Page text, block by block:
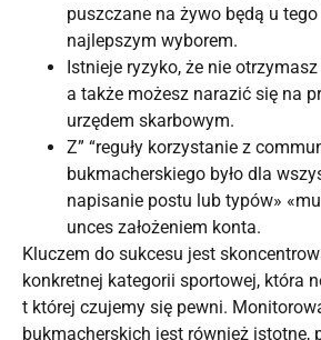
puszczane na żywo będą u
najlepszym wyborem.
Istnieje ryzyko, że nie
a także możesz narazić się na
urzędem skarbowym.
Z” “reguły korzystanie z
bukmacherskiego było dla
napisanie postu lub typów»
unces założeniem konta.
Kluczem do sukcesu jest
konkretnej kategorii sportowej, która
t której czujemy się pewni.
bukmacherskich jest również istotne,